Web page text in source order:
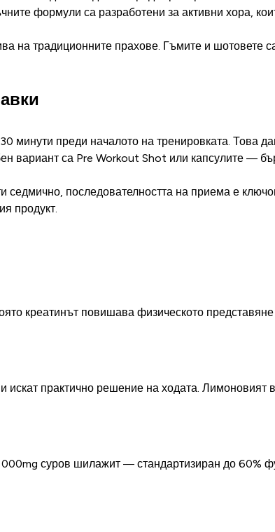
формули са разработени за активни хора,
на традиционните прахове. Гъмите и шотовете
минути преди началото на тренировката. Това
вариант са Pre Workout Shot или капсулите —
седмично, последователността на приема е
продукт.
креатинът повишава физическото
искат практично решение на ходата. Лимоновият
суров шилажит — стандартизиран до 60%